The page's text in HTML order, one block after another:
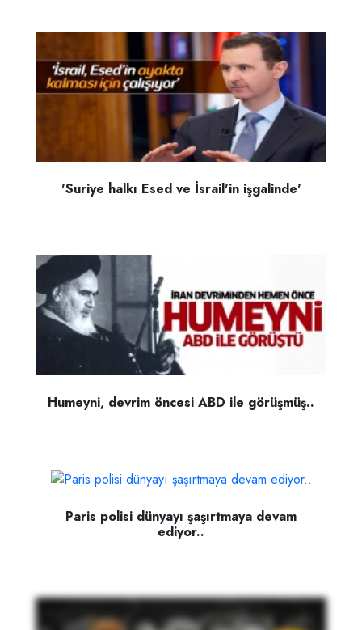
'Suriye halkı Esed ve İsrail'in işgalinde'
Humeyni, devrim öncesi ABD ile görüşmüş..
Paris polisi dünyayı şaşırtmaya devam
ediyor..